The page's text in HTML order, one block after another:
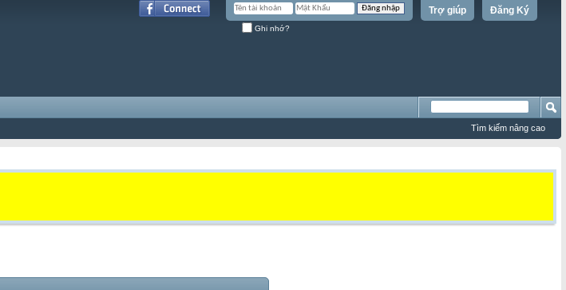
Đăng Ký
Trợ giúp
Ghi nhớ?
Tìm kiếm nâng cao